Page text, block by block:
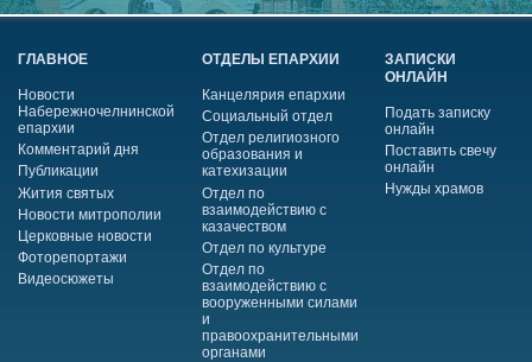
ГЛАВНОЕ
Новости
Набережночелнинской
епархии
Комментарий дня
Публикации
Жития святых
Новости митрополии
Церковные новости
Фоторепортажи
Видеосюжеты
ОТДЕЛЫ ЕПАРХИИ
Канцелярия епархии
Социальный отдел
Отдел религиозного
образования и
катехизации
Отдел по
взаимодействию с
казачеством
Отдел по культуре
Отдел по
взаимодействию с
вооруженными силами
и
правоохранительными
органами
ЗАПИСКИ
ОНЛАЙН
Подать записку
онлайн
Поставить свечу
онлайн
Нужды храмов